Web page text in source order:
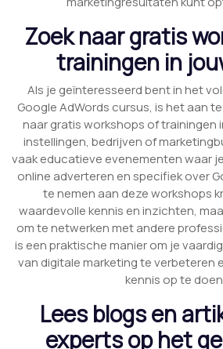
Zoek naar gratis
trainingen in
Als je geïnteresseerd bent in het
Google AdWords cursus, is het aan
naar gratis workshops of trainingen
instellingen, bedrijven of
vaak educatieve evenementen waar
online adverteren en specifiek over
te nemen aan deze workshops
waardevolle kennis en inzichten,
om te netwerken met andere
is een praktische manier om je
van digitale marketing te verbeteren
kennis op te
Lees blogs en
experts op het